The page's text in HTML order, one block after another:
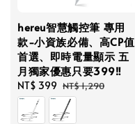
hereu智慧觸控筆 專用
款-小資族必備、高CP值
首選、即時電量顯示 五
月獨家優惠只要399‼️
Sale
price
NT$ 399 Regular
price
NT$ 1,290